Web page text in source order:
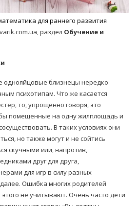
для раннего развития
раздел Обучение и
однояйцовые близнецы нередко
психотипам. Что же касается
то, упрощенно говоря, это
помещенные на одну жилплощадь и
В таких условиях они
но также могут и не сойтись
скучными или, напротив,
друг для друга,
для игр в силу разных
Ошибка многих родителей
этого не учитывают. Очень часто дети